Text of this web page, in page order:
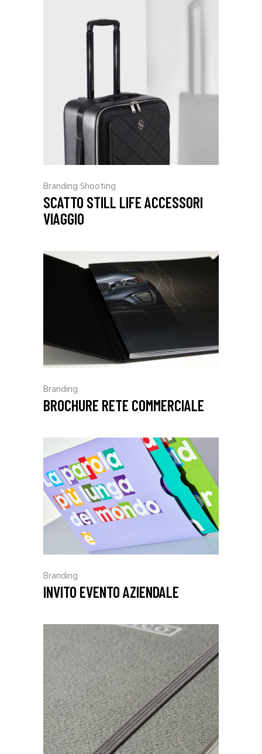
BrandingShooting
SCATTO STILL LIFE ACCESSORI
VIAGGIO
Branding
BROCHURE RETE COMMERCIALE
Branding
INVITO EVENTO AZIENDALE